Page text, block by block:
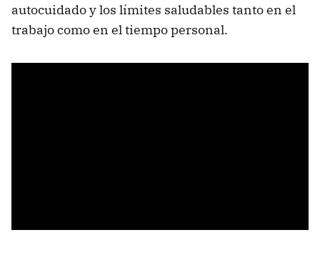
autocuidado y los límites saludables tanto en el
trabajo como en el tiempo personal.